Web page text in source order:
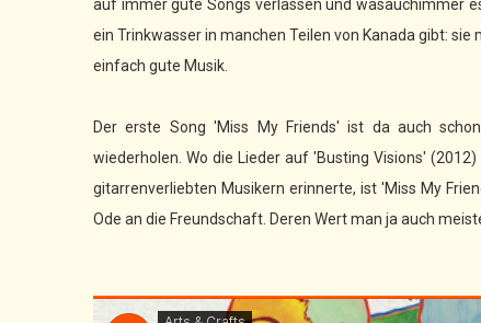
auf immer gute Songs verlassen und wasauchimmer
ein Trinkwasser in manchen Teilen von Kanada gibt: sie
einfach gute Musik.
Der erste Song 'Miss My Friends' ist da auch
wiederholen. Wo die Lieder auf 'Busting Visions'
gitarrenverliebten Musikern erinnerte, ist 'Miss My
Ode an die Freundschaft. Deren Wert man ja auch